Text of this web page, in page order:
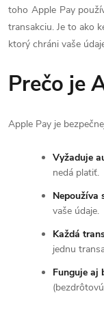
toho Apple Pay
transakciu. Je to ako
ktorý chráni vaše
Prečo je
Apple Pay je
Vyžaduje
nedá platiť.
Nepoužíva
vaše údaje.
Každá
jednu
Funguje aj